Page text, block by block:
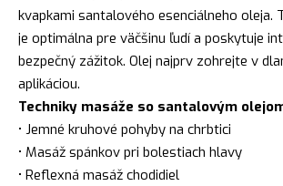
kvapkami santalového esenciálneho oleja.
je optimálna pre väčšinu ľudí a poskytuje
bezpečný zážitok. Olej najprv zohrejte v
aplikáciou.
Techniky masáže so santalovým
• Jemné kruhové pohyby na chrbtici
• Masáž spánkov pri bolestiach hlavy
• Reflexná masáž chodidiel